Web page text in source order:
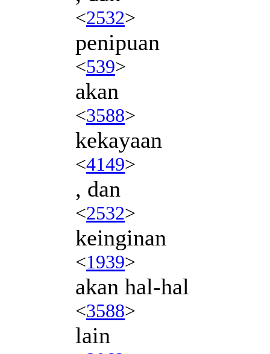
<2532>
penipuan
<539>
akan
<3588>
kekayaan
<4149>
, dan
<2532>
keinginan
<1939>
akan hal-hal
<3588>
lain